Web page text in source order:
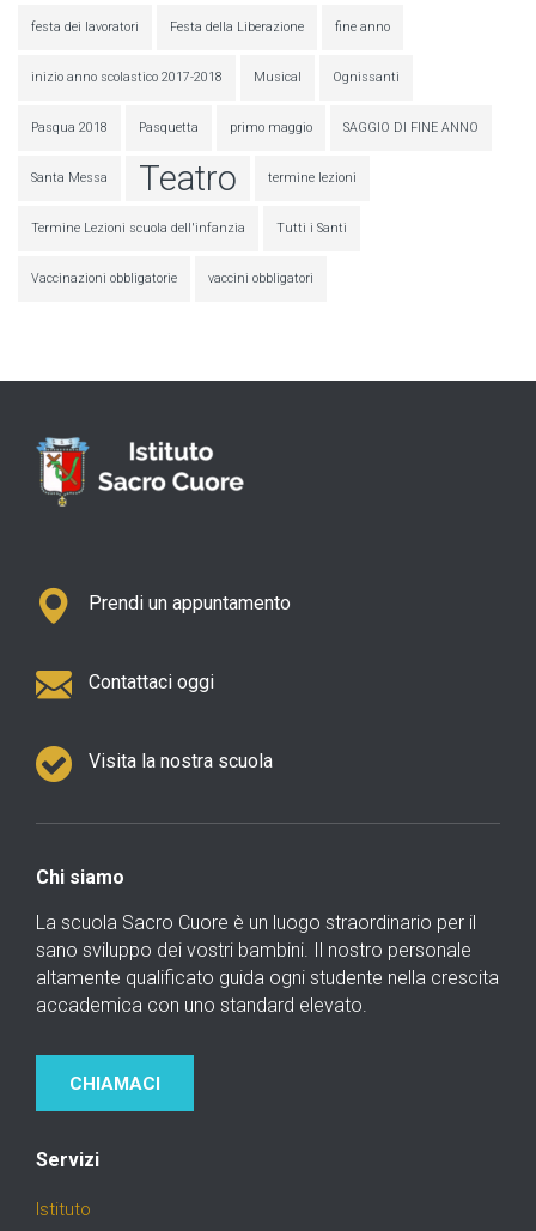
festa dei lavoratori Festa della Liberazione fine anno
inizio anno scolastico 2017-2018 Musical Ognissanti
Pasqua 2018 Pasquetta primo maggio SAGGIO DI FINE ANNO
Santa Messa Teatro termine lezioni
Termine Lezioni scuola dell'infanzia Tutti i Santi
Vaccinazioni obbligatorie vaccini obbligatori
Prendi un appuntamento
Contattaci oggi
Visita la nostra scuola
Chi siamo
La scuola Sacro Cuore è un luogo straordinario per il
sano sviluppo dei vostri bambini. Il nostro personale
altamente qualificato guida ogni studente nella crescita
accademica con uno standard elevato.
CHIAMACI
Servizi
Istituto